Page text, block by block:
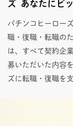
ズ あなたにピ
パチンコヒーロー
職・復職・転職の
は、すべて契約企
募いただいた内容
ズに転職・復職を